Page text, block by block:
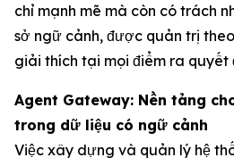
chỉ mạnh mẽ mà còn có trách
sở ngữ cảnh, được quản trị
giải thích tại mọi điểm ra quyết
Agent Gateway: Nền tảng
trong dữ liệu có ngữ cảnh
Việc xây dựng và quản lý hệ